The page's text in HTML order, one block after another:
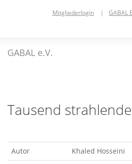
Mitgliederlogin | GABAL
GABAL e.V.
Tausend
Autor
Khaled Hosseini